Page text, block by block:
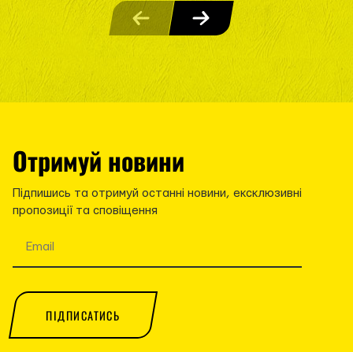
Отримуй новини
Підпишись та отримуй останні новини, ексклюзивні
пропозиції та сповіщення
ПІДПИСАТИСЬ